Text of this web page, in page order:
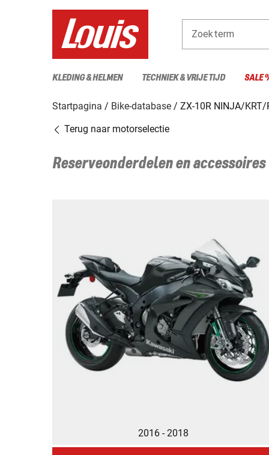
Zoekterm
KLEDING & HELMEN TECHNIEK & VRIJE TIJD SALE
Startpagina Bike-database
ZX-10R NINJA/KRT/
Terug naar motorselectie
Reserveonderdelen en
2016 - 2018